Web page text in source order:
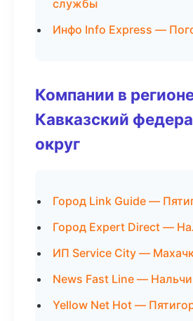
службы
Инфо Info Express —
Компании в
Кавказский
округ
Город Link Guide —
Город Expert Direct —
ИП Service City —
News Fast Line —
Yellow Net Hot —